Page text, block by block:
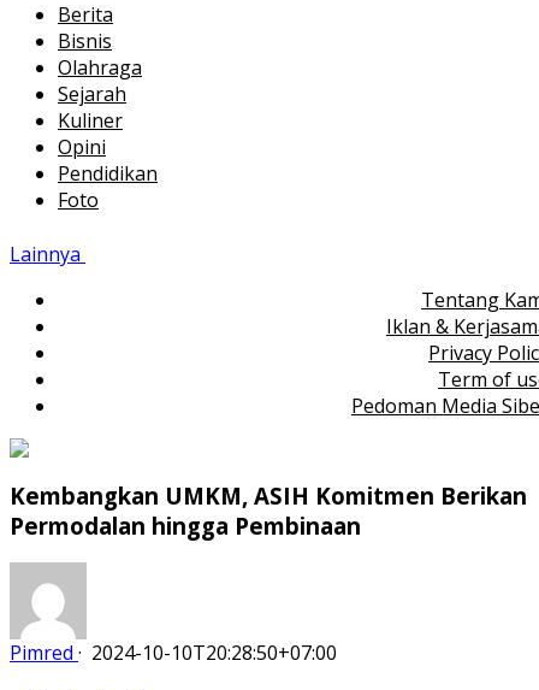
Berita
Bisnis
Olahraga
Sejarah
Kuliner
Opini
Pendidikan
Foto
Lainnya
Tentang
Iklan &
Privacy
Term of
Pedoman Media
Kembangkan UMKM, ASIH Komitmen Berikan
Permodalan hingga Pembinaan
Pimred · 2024-10-10T20:28:50+07:00